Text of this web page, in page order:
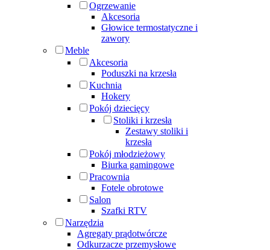
Ogrzewanie
Akcesoria
Głowice termostatyczne i
zawory
Meble
Akcesoria
Poduszki na krzesła
Kuchnia
Hokery
Pokój dziecięcy
Stoliki i krzesła
Zestawy stoliki i
krzesła
Pokój młodzieżowy
Biurka gamingowe
Pracownia
Fotele obrotowe
Salon
Szafki RTV
Narzędzia
Agregaty prądotwórcze
Odkurzacze przemysłowe